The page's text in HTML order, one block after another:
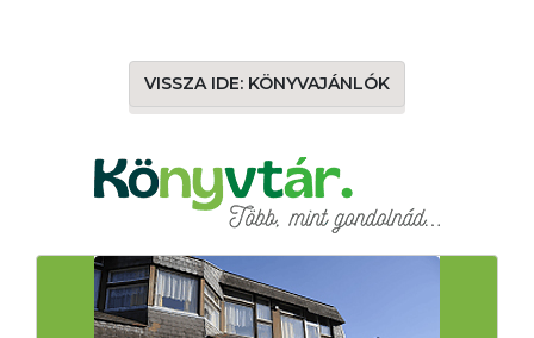
VISSZA IDE: KÖNYVAJÁNLÓK